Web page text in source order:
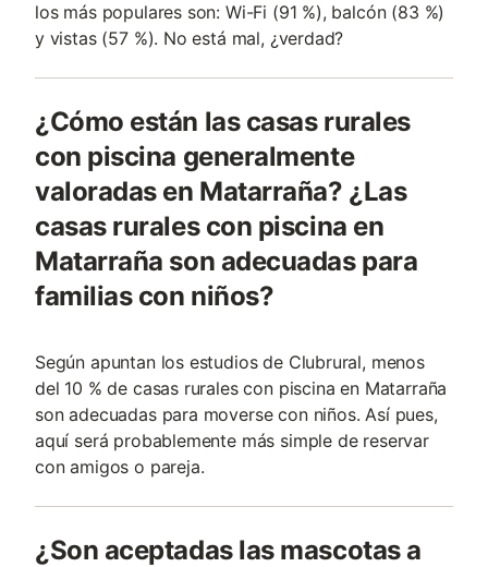
los más populares son: Wi-Fi (91 %), balcón (83 %)
y vistas (57 %). No está mal, ¿verdad?
¿Cómo están las casas rurales
con piscina generalmente
valoradas en Matarraña? ¿Las
casas rurales con piscina en
Matarraña son adecuadas para
familias con niños?
Según apuntan los estudios de Clubrural, menos
del 10 % de casas rurales con piscina en Matarraña
son adecuadas para moverse con niños. Así pues,
aquí será probablemente más simple de reservar
con amigos o pareja.
¿Son aceptadas las mascotas a